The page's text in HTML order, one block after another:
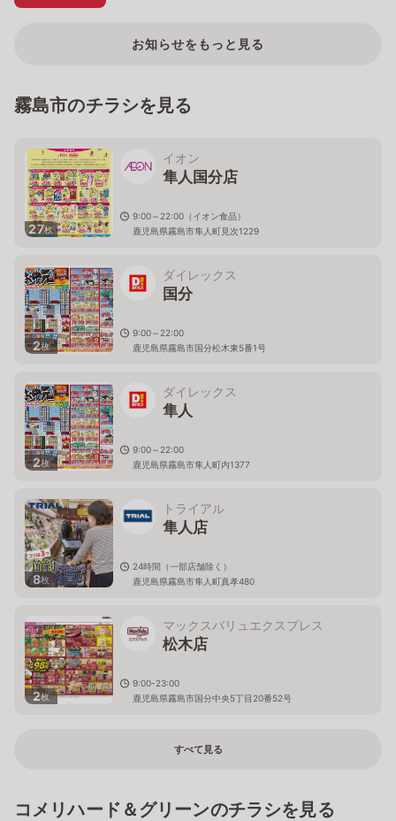
お知らせをもっと見る
霧島市のチラシを見る
27枚
イオン
隼人国分店
9:00～22:00（イオン食品）
鹿児島県霧島市隼人町見次1229
2枚
ダイレックス
国分
9:00～22:00
鹿児島県霧島市国分松木東5番1号
2枚
ダイレックス
隼人
9:00～22:00
鹿児島県霧島市隼人町内1377
8枚
トライアル
隼人店
24時間（一部店舗除く）
鹿児島県霧島市隼人町真孝480
2枚
マックスバリュエクスプレス
松木店
9:00-23:00
鹿児島県霧島市国分中央5丁目20番52号
すべて見る
コメリハード＆グリーンのチラシを見る